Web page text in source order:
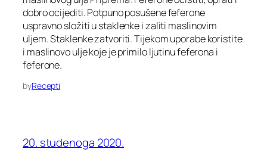
dobro ocijediti. Potpuno posušene feferone
uspravno složiti u staklenke i zaliti maslinovim
uljem. Staklenke zatvoriti. Tijekom uporabe koristite
i maslinovo ulje koje je primilo ljutinu feferona i
feferone.
byRecepti
20. studenoga 2020.